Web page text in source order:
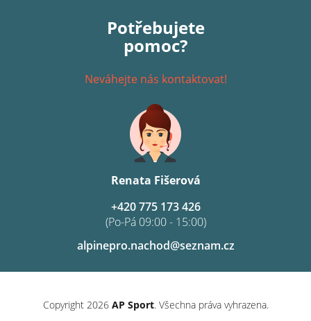
Potřebujete
pomoc?
Neváhejte nás kontaktovat!
Renata Fišerová
alpinepro.nachod@seznam.cz
+420 775 173 426
(Po-Pá 09:00 - 15:00)
Copyright 2026 AP Sport. Všechna práva vyhrazena.